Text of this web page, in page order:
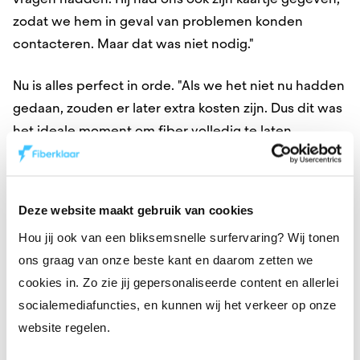
Deze website maakt gebruik van cookies
Hou jij ook van een bliksemsnelle surfervaring? Wij tonen
ons graag van onze beste kant en daarom zetten we
cookies in. Zo zie jij gepersonaliseerde content en allerlei
socialemediafuncties, en kunnen wij het verkeer op onze
website regelen.
zodat we hem in geval van problemen konden
contacteren. Maar dat was niet nodig."
Nu is alles perfect in orde. "Als we het niet nu hadden
gedaan, zouden er later extra kosten zijn. Dus dit was
het ideale moment om fiber volledig te laten
installeren," voegt hij toe.
Een open fibernetwerk voor
iedereen.
Fiberklaar legt een open netwerk aan in